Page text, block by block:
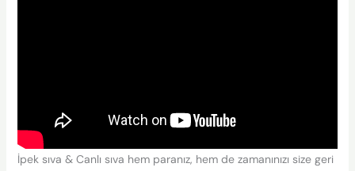
İpek sıva & Canlı sıva hem paranız, hem de zamanınızı size geri